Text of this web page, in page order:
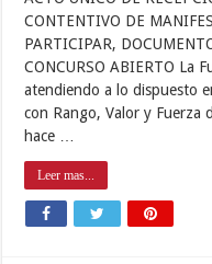
CONTENTIVO DE
PARTICIPAR,
CONCURSO ABIERTO La
atendiendo a lo dispuesto
con Rango, Valor y Fuerza
hace …
Leer mas...